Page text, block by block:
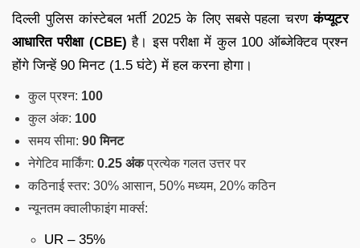
दिल्ली पुलिस कांस्टेबल भर्ती 2025 के लिए सबसे पहला चरणकंप्यूटर
आधारित परीक्षा (CBE) है। इस परीक्षा में कुल 100 ऑब्जेक्टिव प्रश्न
होंगे जिन्हें 90 मिनट (1.5 घंटे) में हल करना होगा।
कुल प्रश्न: 100
कुल अंक: 100
समय सीमा: 90 मिनट
नेगेटिव मार्किंग: 0.25 अंकप्रत्येक गलत उत्तर पर
कठिनाई स्तर: 30% आसान, 50% मध्यम, 20% कठिन
न्यूनतम क्वालीफाइंग मार्क्स:
UR – 35%